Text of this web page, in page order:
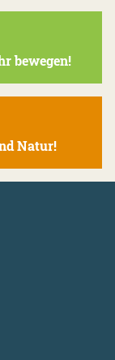
bewegen!
Natur!
scrollen